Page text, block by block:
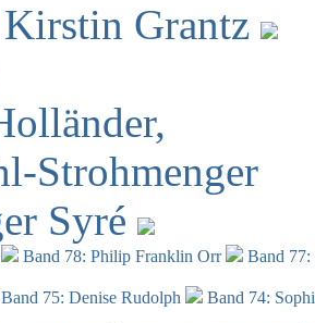
Grantz
Strohmenger
Syré
Band 78: Philip Franklin Orr
Band
Band 75: Denise Rudolph
Band 74: